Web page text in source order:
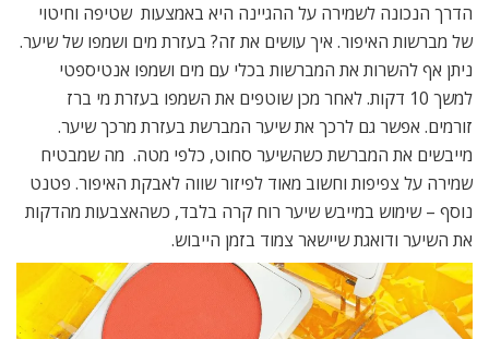
הדרך הנכונה לשמירה על ההגיינה היא באמצעות שטיפה וחיטוי
של מברשות האיפור. איך עושים את זה? בעזרת מים ושמפו של שיער.
ניתן אף להשרות את המברשות בכלי עם מים ושמפו אנטיספטי
למשך 10 דקות. לאחר מכן שוטפים את השמפו בעזרת מי ברז
זורמים. אפשר גם לרכך את שיער המברשת בעזרת מרכך שיער.
מייבשים את המברשת כשהשיער סחוט, כלפי מטה. מה שמבטיח
שמירה על צפיפות וחשוב מאוד לפיזור שווה לאבקת האיפור. פטנט
נוסף – שימוש במייבש שיער רוח קרה בלבד, כשהאצבעות מהדקות
את השיער ודואגת שיישאר צמוד בזמן הייבוש.